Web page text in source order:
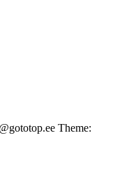
Theme: